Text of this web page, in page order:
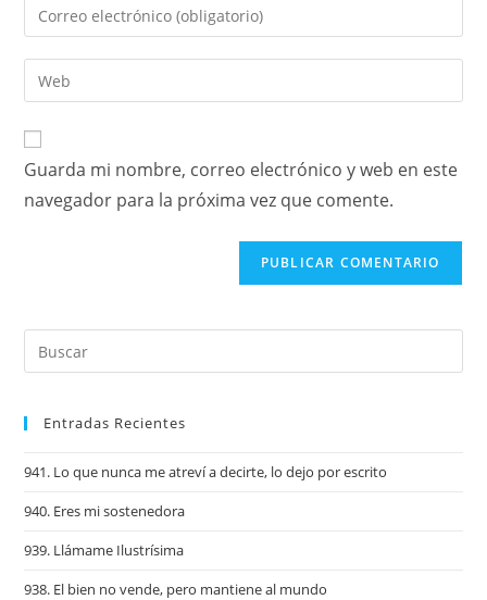
Guarda mi nombre, correo electrónico y web en este
navegador para la próxima vez que comente.
Entradas Recientes
941. Lo que nunca me atreví a decirte, lo dejo por escrito
940. Eres mi sostenedora
939. Llámame Ilustrísima
938. El bien no vende, pero mantiene al mundo